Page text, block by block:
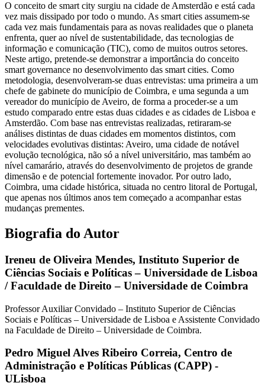
O conceito de smart city surgiu na cidade de Amsterdão e está cada
vez mais dissipado por todo o mundo. As smart cities assumem-se
cada vez mais fundamentais para as novas realidades que o planeta
enfrenta, quer ao nível de sustentabilidade, das tecnologias de
informação e comunicação (TIC), como de muitos outros setores.
Neste artigo, pretende-se demonstrar a importância do conceito
smart governance no desenvolvimento das smart cities. Como
metodologia, desenvolveram-se duas entrevistas: uma primeira a um
chefe de gabinete do município de Coimbra, e uma segunda a um
vereador do município de Aveiro, de forma a proceder-se a um
estudo comparado entre estas duas cidades e as cidades de Lisboa e
Amsterdão. Com base nas entrevistas realizadas, retiraram-se
análises distintas de duas cidades em momentos distintos, com
velocidades evolutivas distintas: Aveiro, uma cidade de notável
evolução tecnológica, não só a nível universitário, mas também ao
nível camarário, através do desenvolvimento de projetos de grande
dimensão e de potencial fortemente inovador. Por outro lado,
Coimbra, uma cidade histórica, situada no centro litoral de Portugal,
que apenas nos últimos anos tem começado a acompanhar estas
mudanças prementes.
Biografia do Autor
Ireneu de Oliveira Mendes, Instituto Superior de
Ciências Sociais e Políticas – Universidade de Lisboa
/ Faculdade de Direito – Universidade de Coimbra
Professor Auxiliar Convidado – Instituto Superior de Ciências
Sociais e Políticas – Universidade de Lisboa e Assistente Convidado
na Faculdade de Direito – Universidade de Coimbra.
Pedro Miguel Alves Ribeiro Correia, Centro de
Administração e Políticas Públicas (CAPP) -
ULisboa